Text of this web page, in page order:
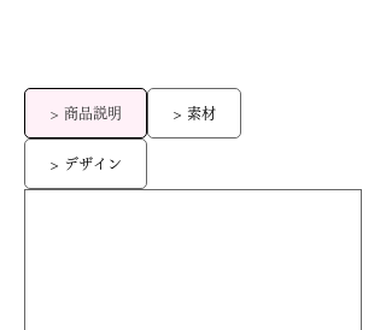
> 商品説明 > 素材
> デザイン